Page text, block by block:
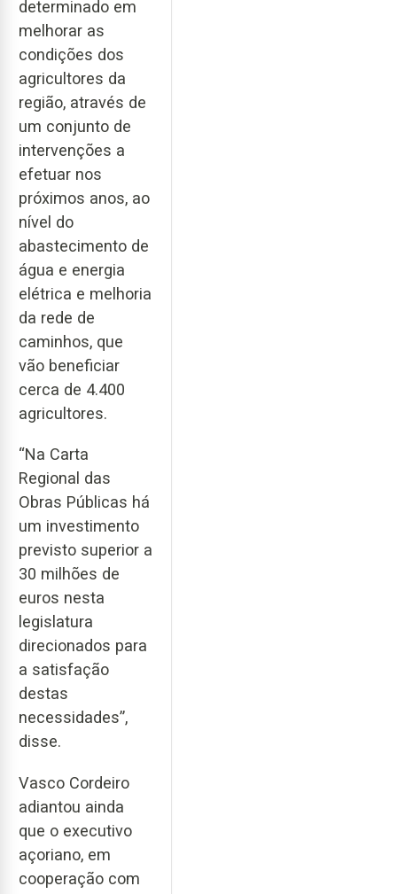
determinado em
melhorar as
condições dos
agricultores da
região, através de
um conjunto de
intervenções a
efetuar nos
próximos anos, ao
nível do
abastecimento de
água e energia
elétrica e melhoria
da rede de
caminhos, que
vão beneficiar
cerca de 4.400
agricultores.
“Na Carta
Regional das
Obras Públicas há
um investimento
previsto superior a
30 milhões de
euros nesta
legislatura
direcionados para
a satisfação
destas
necessidades”,
disse.
Vasco Cordeiro
adiantou ainda
que o executivo
açoriano, em
cooperação com